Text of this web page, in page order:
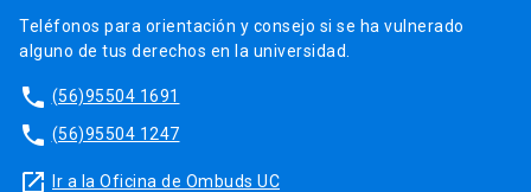
Teléfonos para orientación y consejo si se ha vulnerado
alguno de tus derechos en la universidad.
phone (56)95504 1691
phone (56)95504 1247
launch Ir a la Oficina de Ombuds UC